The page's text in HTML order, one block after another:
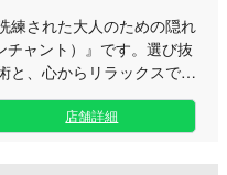
練された大人のための隠れ
ャント）』です。選び抜
と、心からリラックスでき
す。 過剰な刺激ではな
うな“ちょうどいい心地
店舗詳細